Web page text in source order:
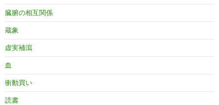
臓腑の相互関係
蔵象
虚実補瀉
血
衝動買い
読書